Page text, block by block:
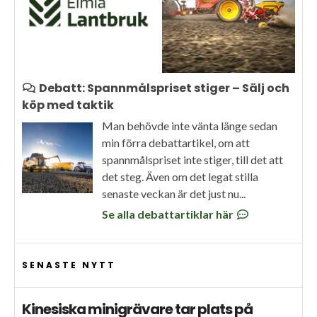
Debatt: Spannmålspriset stiger – Sälj och
köp med taktik
Man behövde inte vänta länge sedan
min förra debattartikel, om att
spannmålspriset inte stiger, till det att
det steg. Även om det legat stilla
senaste veckan är det just nu...
Se alla debattartiklar här
SENASTE NYTT
Kinesiska minigrävare tar plats på